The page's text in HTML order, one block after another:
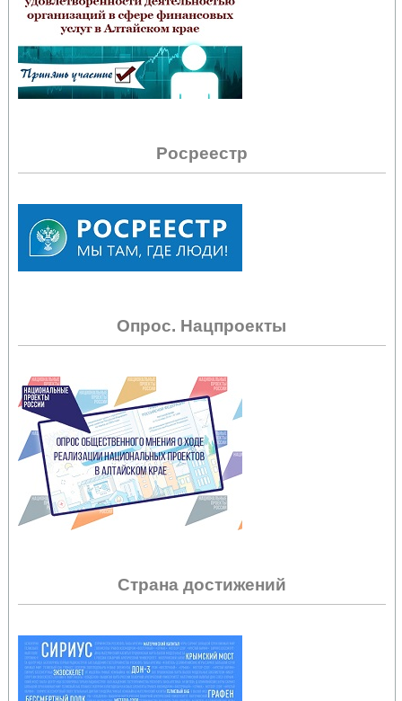
Росреестр
Опрос. Нацпроекты
Страна достижений